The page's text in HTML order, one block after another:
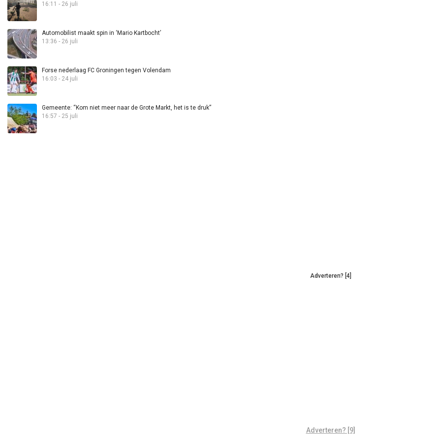
16:11 - 26 juli
Automobilist maakt spin in ‘Mario Kartbocht’
13:36 - 26 juli
Forse nederlaag FC Groningen tegen Volendam
16:03 - 24 juli
Gemeente: “Kom niet meer naar de Grote Markt, het is te druk”
16:57 - 25 juli
Adverteren? [4]
Adverteren? [9]